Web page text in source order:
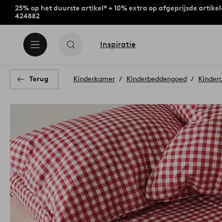
25% op het duurste artikel* + 10% extra op afgeprijsde
424882
Inspiratie
Terug Kinderkamer Kinderbeddengoed